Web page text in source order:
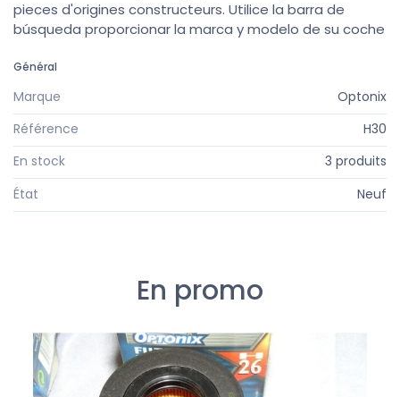
pieces d'origines constructeurs. Utilice la barra de
búsqueda proporcionar la marca y modelo de su coche
Général
Marque
Optonix
Référence
H30
En stock
3 produits
État
Neuf
En promo